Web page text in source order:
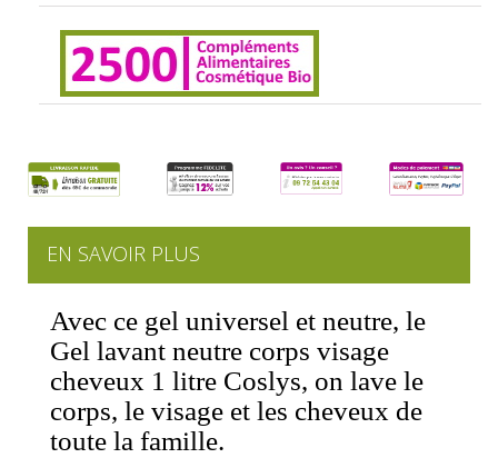
EN SAVOIR PLUS
Avec ce gel universel et neutre, le
Gel lavant neutre corps visage
cheveux 1 litre Coslys, on lave le
corps, le visage et les cheveux de
toute la famille.